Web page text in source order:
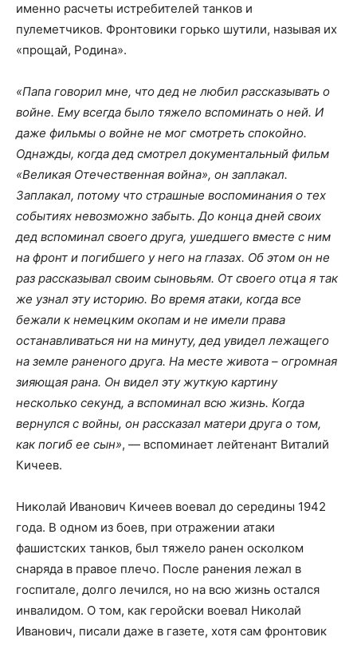
именно расчеты истребителей танков и
пулеметчиков. Фронтовики горько шутили, называя их
«прощай, Родина».
«Папа говорил мне, что дед не любил рассказывать о
войне. Ему всегда было тяжело вспоминать о ней. И
даже фильмы о войне не мог смотреть спокойно.
Однажды, когда дед смотрел документальный фильм
«Великая Отечественная война», он заплакал.
Заплакал, потому что страшные воспоминания о тех
событиях невозможно забыть. До конца дней своих
дед вспоминал своего друга, ушедшего вместе с ним
на фронт и погибшего у него на глазах. Об этом он не
раз рассказывал своим сыновьям. От своего отца я так
же узнал эту историю. Во время атаки, когда все
бежали к немецким окопам и не имели права
останавливаться ни на минуту, дед увидел лежащего
на земле раненого друга. На месте живота – огромная
зияющая рана. Он видел эту жуткую картину
несколько секунд, а вспоминал всю жизнь. Когда
вернулся с войны, он рассказал матери друга о том,
как погиб ее сын», — вспоминает лейтенант Виталий
Кичеев.
Николай Иванович Кичеев воевал до середины 1942
года. В одном из боев, при отражении атаки
фашистских танков, был тяжело ранен осколком
снаряда в правое плечо. После ранения лежал в
госпитале, долго лечился, но на всю жизнь остался
инвалидом. О том, как геройски воевал Николай
Иванович, писали даже в газете, хотя сам фронтовик